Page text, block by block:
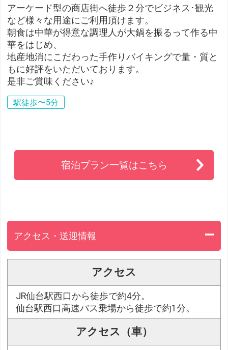
アーケード型の商店街へ徒歩２分でビジネス･観光
など様々な用途にご利用頂けます。
朝食は中華が得意な調理人が大鍋を振るって作る中
華をはじめ、
地産地消にこだわった手作りバイキングで量・質と
もに好評をいただいております。
是非ご賞味ください♪
駅徒歩〜5分
宿泊プラン一覧はこちら
アクセス・送迎情報
アクセス
JR仙台駅西口から徒歩で約4分。
仙台駅西口高速バス乗場から徒歩で約1分。
アクセス（車）